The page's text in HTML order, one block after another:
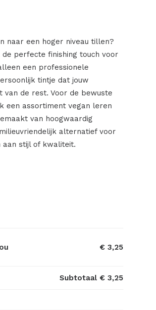
naar een hoger niveau tillen?
perfecte finishing touch voor
een professionele
tintje dat jouw
de rest. Voor de bewuste
een assortiment vegan leren
van hoogwaardig
alternatief voor
aan stijl of kwaliteit.
€ 3,25
Subtotaal € 3,25